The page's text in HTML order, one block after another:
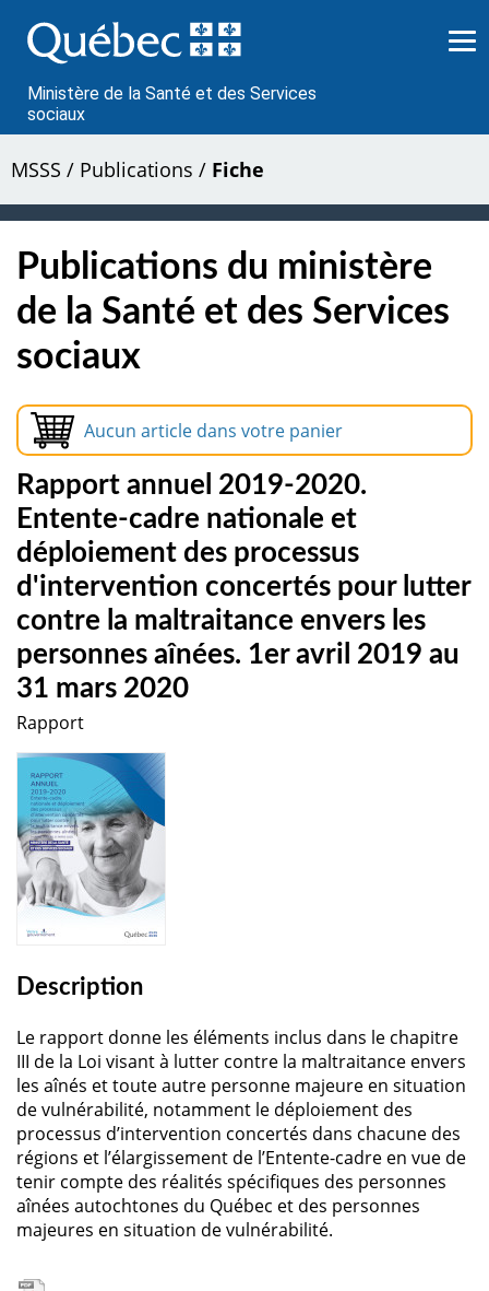
au
contenu
Ministère de la Santé et des Services
sociaux
MSSS / Publications / Fiche
Publications du ministère
de la Santé et des Services
sociaux
Aucun article dans votre panier
Rapport annuel 2019-2020.
Entente-cadre nationale et
déploiement des processus
d'intervention concertés pour lutter
contre la maltraitance envers les
personnes aînées. 1er avril 2019 au
31 mars 2020
Rapport
Description
Le rapport donne les éléments inclus dans le chapitre
III de la Loi visant à lutter contre la maltraitance envers
les aînés et toute autre personne majeure en situation
de vulnérabilité, notamment le déploiement des
processus d’intervention concertés dans chacune des
régions et l’élargissement de l’Entente-cadre en vue de
tenir compte des réalités spécifiques des personnes
aînées autochtones du Québec et des personnes
majeures en situation de vulnérabilité.